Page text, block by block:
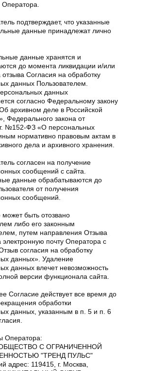
Оператора.
подтверждает, что указанные
данные принадлежат лично
данные хранятся и
до момента ликвидации и/или
Согласия на обработку
данных Пользователем.
данных
согласно Федеральному закону
архивном деле в Российской
Федерального закона от
№152-ФЗ «О персональных
нормативно правовым актам в
дела и архивного хранения.
согласен на получение
сообщений с сайта.
данные обрабатываются до
от получения
сообщений.
может быть отозвано
либо его законным
путем направления Отзыва
электронную почту Оператора с
согласия на обработку
данных». Удаление
данных влечет невозможность
версии функционала сайта.
Согласие действует все время до
обработки
данных, указанным в п. 5 и п. 6
Оператора:
ОБЩЕСТВО С ОГРАНИЧЕННОЙ
"ТРЕНД ПУЛЬС"
адрес: 119415, г. Москва,